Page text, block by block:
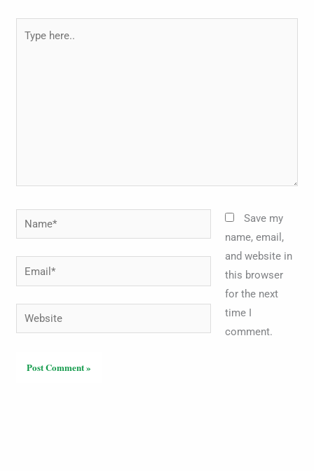
here..
Name*
Email*
Website
Save my
name, email,
and website in
this browser
for the next
time I
comment.